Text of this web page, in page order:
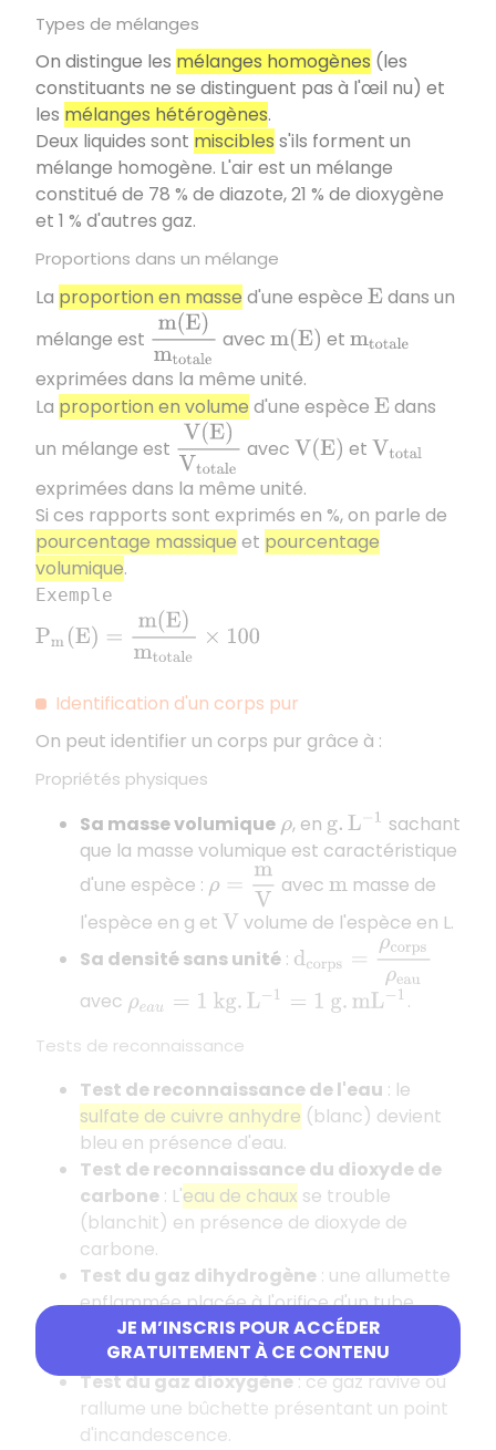
JE M’INSCRIS POUR ACCÉDER
GRATUITEMENT À CE CONTENU
Types de mélanges
On distingue les mélanges homogènes (les
constituants ne se distinguent pas à l'œil nu) et
les mélanges hétérogènes.
Deux liquides sont miscibles s'ils forment un
mélange homogène. L'air est un mélange
constitué de 78 % de diazote, 21 % de dioxygène
et 1 % d'autres gaz.
Proportions dans un mélange
La proportion en masse d'une espèce E dans un
mélange est
m(E)m
avecm(E) etmtotal
exprimées dans la même unité.
La proportion en volume d'une espèce E dans
un mélange est
(E)Vt
avec V(E) et Vtota
exprimées dans la même unité.
Si ces rapports sont exprimés en %, on parle de
pourcentage massique et pourcentage
volumique.
Exemple
Pm (E)= E)mtot ×100
Identification d'un corps pur
On peut identifier un corps pur grâce à :
Propriétés physiques
Sa masse volumique ρ, en g.L−1
sachant
que la masse volumique est caractéristique
d'une espèce : ρ=m V avec mmasse de
l'espèce en g et V volume de l'espèce en L.
Sa densité sans unité : d s= corps
avec ρeau =1 kg .L−1=1g.mL− 1 .
Tests de reconnaissance
Test de reconnaissance de l'eau : le
sulfate de cuivre anhydre (blanc) devient
bleu en présence d'eau.
Test de reconnaissance du dioxyde de
carbone : L'eau de chaux se trouble
(blanchit) en présence de dioxyde de
carbone.
Test du gaz dihydrogène : une allumette
enflammée placée à l'orifice d'un tube
contenant du dihydrogène provoque une
légère détonation.
Test du gaz dioxygène: ce gaz ravive ou
rallume une bûchette présentant un point
d'incandescence.